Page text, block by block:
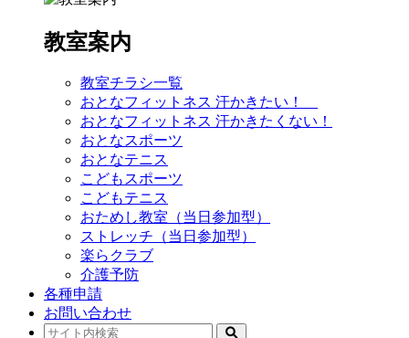
教室案内
教室チラシ一覧
おとなフィットネス 汗かきたい！
おとなフィットネス 汗かきたくない！
おとなスポーツ
おとなテニス
こどもスポーツ
こどもテニス
おためし教室（当日参加型）
ストレッチ（当日参加型）
楽らクラブ
介護予防
各種申請
お問い合わせ